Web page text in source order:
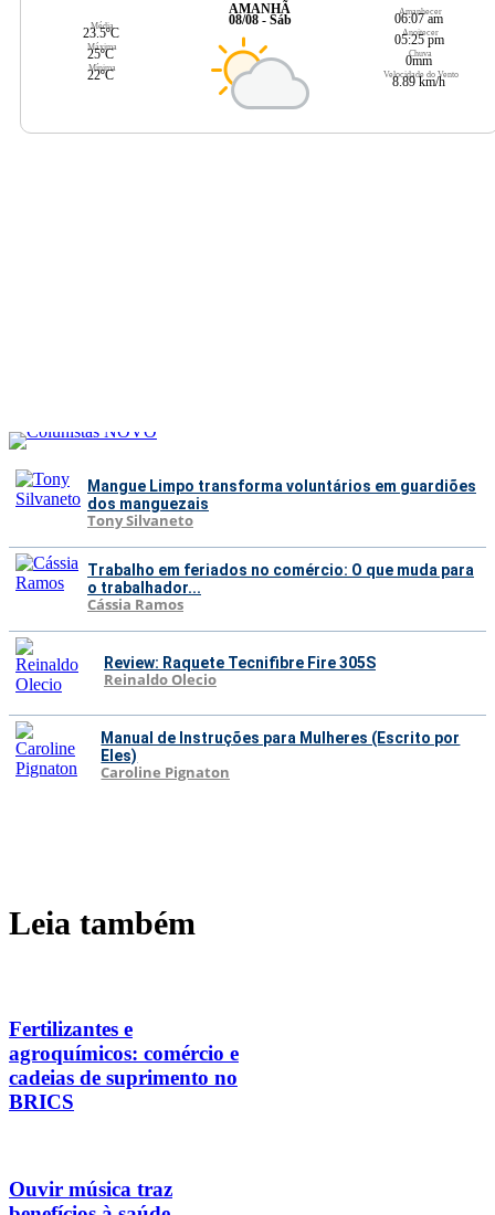
Média
23.5ºC
Máxima
25ºC
Mínima
22ºC
AMANHÃ
08/08 - Sáb
Amanhecer
06:07 am
Anoitecer
05:25 pm
Chuva
0mm
Velocidade do Vento
8.89 km/h
Mangue Limpo transforma voluntários em guardiões
dos manguezais
Tony Silvaneto
Trabalho em feriados no comércio: O que muda para
o trabalhador...
Cássia Ramos
Review: Raquete Tecnifibre Fire 305S
Reinaldo Olecio
Manual de Instruções para Mulheres (Escrito por
Eles)
Caroline Pignaton
Leia também
Fertilizantes e
agroquímicos: comércio e
cadeias de suprimento no
BRICS
Ouvir música traz